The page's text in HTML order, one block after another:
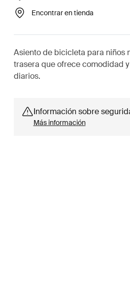
Encontrar en tienda
Asiento de bicicleta para niños
trasera que ofrece comodidad
diarios.
Información sobre
Más información